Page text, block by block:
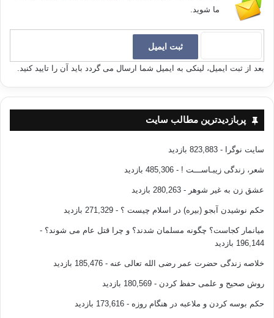
ما شوید.
بعد از ثبت ایمیل، لینکی به ایمیل شما ارسال می گردد باید آن را تایید کنید.
پربازدیدترین مطالب سایت
سایت نوگرا - 823,883 بازدید
شعر، زندگی زیبـاســـت ! - 485,306 بازدید
عشق زن به غیر شوهر - 280,263 بازدید
حکم نوشیدن آبجو (بیره) در اسلام چیست ؟ - 271,329 بازدید
میانمار کجاست؟ چگونه مسلمان شدند؟ و چرا قتل عام می شوند؟ -
196,144 بازدید
خلاصه زندگی حضرت عمر رضی الله تعالی عنه - 185,476 بازدید
روش صحیح و علمی حفظ کردن - 180,569 بازدید
حکم بوسه کردن و ملاعبه در هنگام روزه - 173,616 بازدید